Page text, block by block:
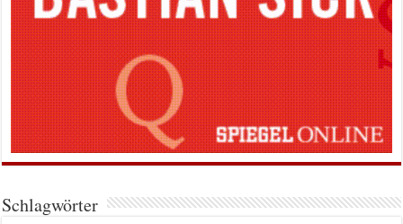
Schlagwörter